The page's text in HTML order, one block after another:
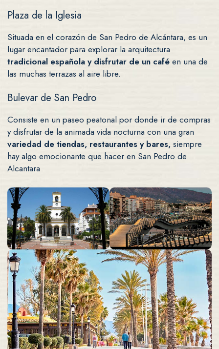
Plaza de la Iglesia
Situada en el corazón de San Pedro de Alcántara, es un
lugar encantador para explorar la arquitectura
tradicional española y disfrutar de un café en una de
las muchas terrazas al aire libre.
Bulevar de San Pedro
Consiste en un paseo peatonal por donde ir de compras
y disfrutar de la animada vida nocturna con una gran
variedad de tiendas, restaurantes y bares, siempre
hay algo emocionante que hacer en San Pedro de
Alcantara